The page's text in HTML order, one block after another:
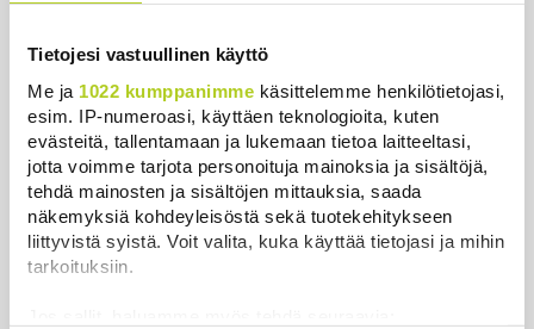
Tietojesi vastuullinen käyttö
Me ja 1022 kumppanimme käsittelemme henkilötietojasi,
esim. IP-numeroasi, käyttäen teknologioita, kuten
evästeitä, tallentamaan ja lukemaan tietoa laitteeltasi,
jotta voimme tarjota personoituja mainoksia ja sisältöjä,
tehdä mainosten ja sisältöjen mittauksia, saada
näkemyksiä kohdeyleisöstä sekä tuotekehitykseen
liittyvistä syistä. Voit valita, kuka käyttää tietojasi ja mihin
tarkoituksiin.
Somejättejä vaaditaan vastuuseen riippuvuuden
aiheuttamisesta
Uutiset | 7.8.2026 14:30
WSJ: Tiedustelutiedon mukaan Venäjä voisi testata
Naton kestävyyttä rajatulla aluehyökkäyksellä
Uutiset | 7.8.2026 14:16